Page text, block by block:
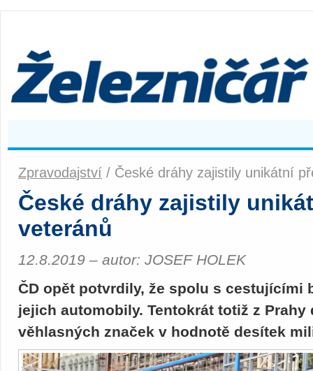
Zpravodajství / České dráhy zajistily unikátní
České dráhy zajistily
veteránů
12.8.2019 – autor: JOSEF HOLEK
ČD opět potvrdily, že spolu s cestujícími
jejich automobily. Tentokrát totiž z
věhlasných značek v hodnotě desítek